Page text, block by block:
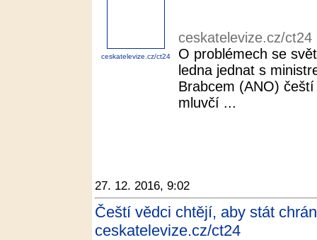
ceskatelevize.cz/ct24
ceskatelevize.cz/ct24
O problémech se
ledna jednat s
Brabcem (ANO)
mluvčí ...
27. 12. 2016, 9:02
Čeští vědci chtějí, aby stát
ceskatelevize.cz/ct24